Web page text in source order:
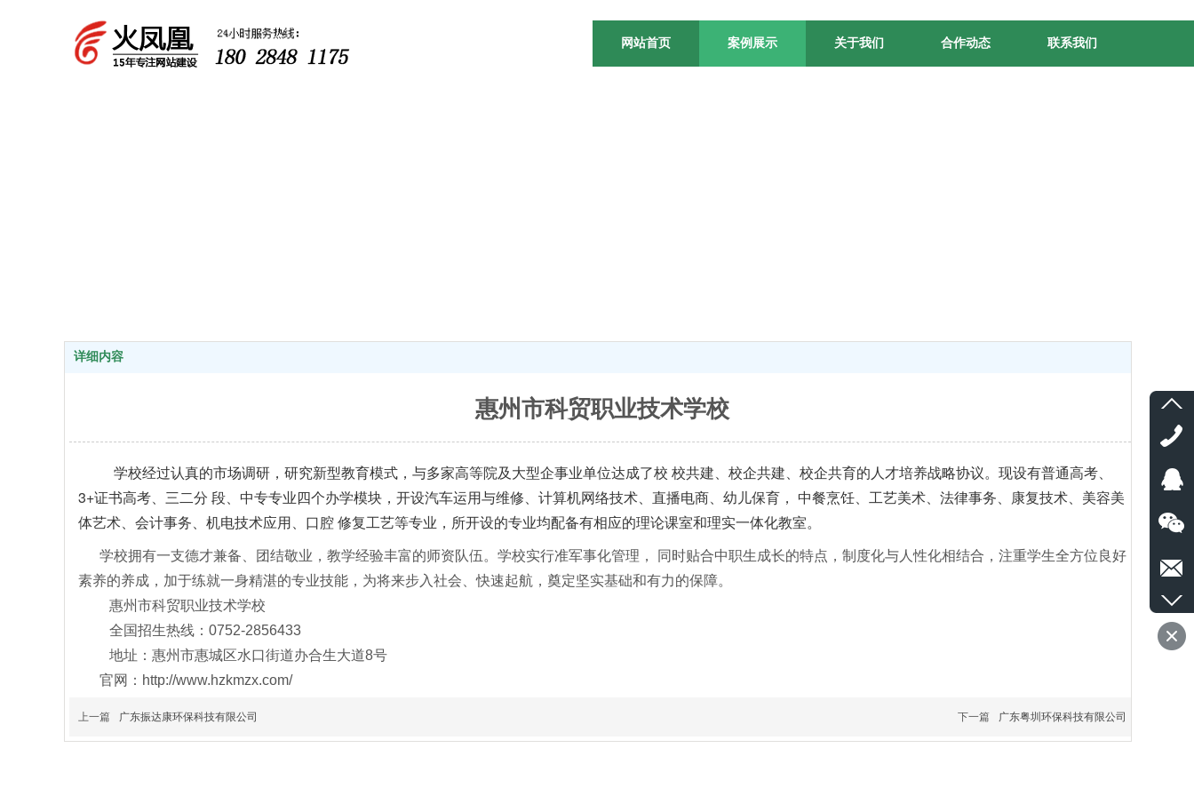
网站首页 案例展示 关于我们 合作动态 联系我们
详细内容
惠州市科贸职业技术学校
学校经过认真的市场调研，研究新型教育模式，与多家高等院及大型企事业单位达成了校 校共建、校企共建、校企共育的人才培养战略协议。现设有普通高考、
3+证书高考、三二分 段、中专专业四个办学模块，开设汽车运用与维修、计算机网络技术、直播电商、幼儿保育， 中餐烹饪、工艺美术、法律事务、康复技术、美容美
体艺术、会计事务、机电技术应用、口腔 修复工艺等专业，所开设的专业均配备有相应的理论课室和理实一体化教室。
学校拥有一支德才兼备、团结敬业，教学经验丰富的师资队伍。学校实行准军事化管理， 同时贴合中职生成长的特点，制度化与人性化相结合，注重学生全方位良好
素养的养成，加于练就一身精湛的专业技能，为将来步入社会、快速起航，奠定坚实基础和有力的保障。
惠州市科贸职业技术学校
全国招生热线：0752-2856433
地址：惠州市惠城区水口街道办合生大道8号
官网：http://www.hzkmzx.com/
上一篇 广东振达康环保科技有限公司 下一篇 广东粤圳环保科技有限公司